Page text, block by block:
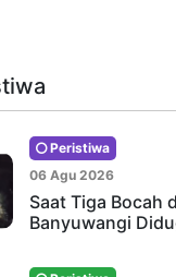
Peristiwa
06 Agu 2026
Saat Tiga Bocah
Banyuwangi